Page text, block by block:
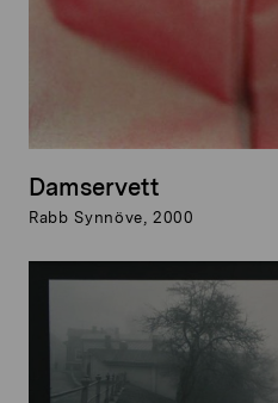
Damservett
Rabb Synnöve, 2000